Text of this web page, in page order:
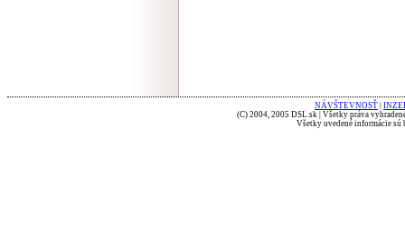
NÁVŠTEVNOSŤ
(C) 2004, 2005 DSL.sk | Všetky práva
Všetky uvedené informácie sú